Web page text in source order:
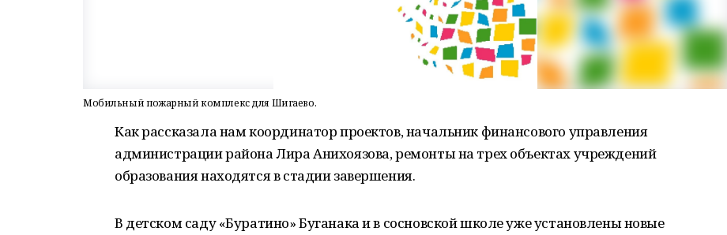
Мобильный пожарный комплекс для Шигаево.
Как рассказала нам координатор проектов, начальник финансового управления
администрации района Лира Анихоязова, ремонты на трех объектах учреждений
образования находятся в стадии завершения.
В детском саду «Буратино» Буганака и в сосновской школе уже установлены новые